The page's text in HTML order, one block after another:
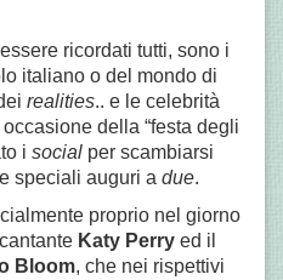
ricordati tutti, sono i
italiano o del mondo di
realities.. e le celebrità
occasione della “festa degli
i social per scambiarsi
speciali auguri a due.
proprio nel giorno
Katy Perry ed il
Bloom, che nei rispettivi